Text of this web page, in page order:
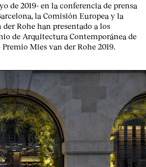
de 2019- en la conferencia de prensa
la Comisión Europea y la
der Rohe han presentado a los
de Arquitectura Contemporánea de
Mies van der Rohe 2019.